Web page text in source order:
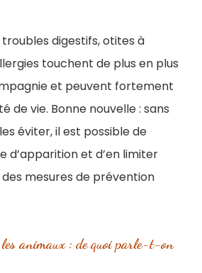
digestifs, otites à
touchent de plus en plus
et peuvent fortement
de vie. Bonne nouvelle : sans
éviter, il est possible de
d’apparition et d’en limiter
mesures de prévention
les animaux : de quoi parle-t-on